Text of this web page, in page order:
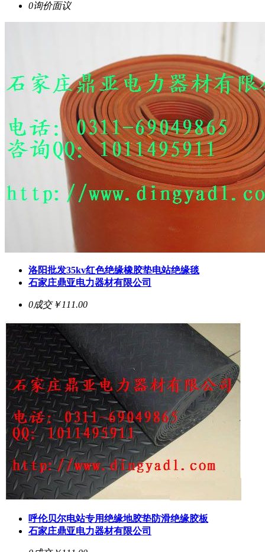
0询价面议
洛阳批发35kv红色绝缘橡胶垫电站绝缘毯
石家庄鼎亚电力器材有限公司
0成交￥111.00
呼伦贝尔电站专用绝缘地胶垫防滑绝缘胶板
石家庄鼎亚电力器材有限公司